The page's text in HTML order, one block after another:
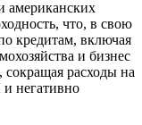
американских
что, в свою
кредитам, включая
и бизнес
сокращая расходы на
негативно